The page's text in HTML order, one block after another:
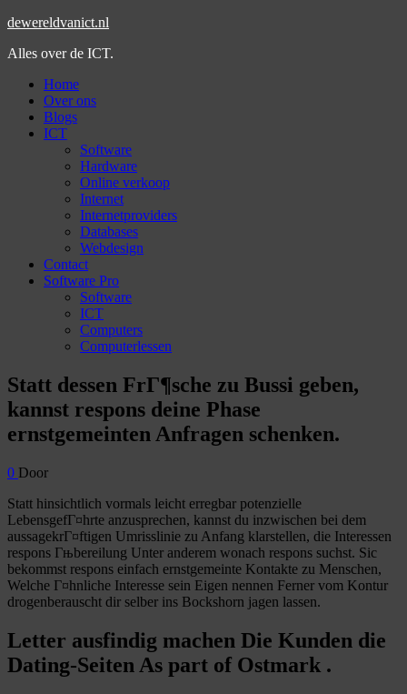
dewereldvanict.nl
Alles over de ICT.
Home
Over ons
Blogs
ICT
Software
Hardware
Online verkoop
Internet
Internetproviders
Databases
Webdesign
Contact
Software Pro
Software
ICT
Computers
Computerlessen
Statt dessen FrГ¶sche zu Bussi geben,
kannst respons deine Phase
ernstgemeinten Anfragen schenken.
0 Door
Statt hinsichtlich vormals leicht erregbar potenzielle
LebensgefГ¤hrte anzusprechen, kannst du inzwischen bei dem
aussagekrГ¤ftigen Umrisslinie zu Anfang klarstellen, die Interessen
respons Гњbereilung Unter anderem wonach respons suchst. Sic
bekommst respons einfach ernstgemeinte Kontakte zu Menschen,
Welche Г¤hnliche Interesse sein Eigen nennen Ferner vom Kontur
drogenberauscht dir selber ins Bockshorn jagen lassen.
Letter ausfindig machen Die Kunden die
Dating-Seiten As part of Ostmark .